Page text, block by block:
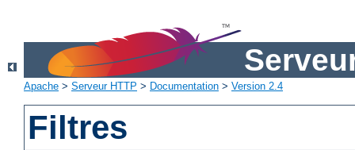
Apache > Serveur HTTP > Documentation > Version 2.4
Filtres